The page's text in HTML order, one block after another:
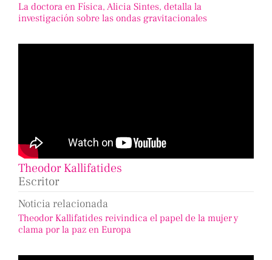
La doctora en Física, Alicia Sintes, detalla la
investigación sobre las ondas gravitacionales
Theodor Kallifatides
Escritor
Noticia relacionada
Theodor Kallifatides reivindica el papel de la mujer y
clama por la paz en Europa